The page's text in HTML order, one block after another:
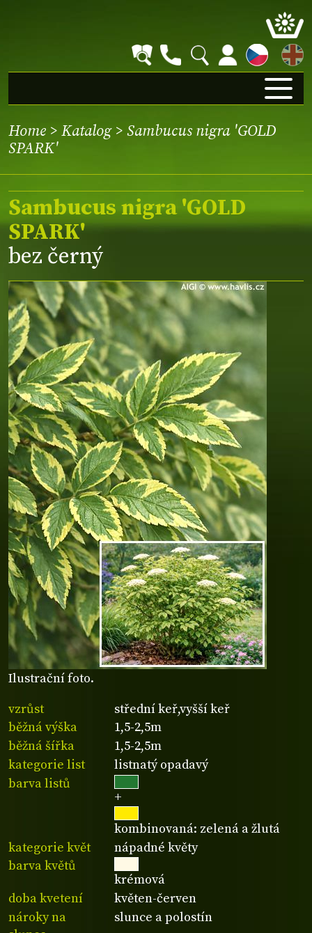
EN
Home > Katalog> Sambucus nigra 'GOLD
SPARK'
Ilustrační foto.
Sambucus nigra 'GOLD
SPARK'
bez černý
vzrůst
střední keř,vyšší keř
běžná výška
1,5-2,5m
běžná šířka
1,5-2,5m
kategorie list
listnatý opadavý
barva listů
+
kombinovaná: zelená a žlutá
kategorie květ
nápadné květy
barva květů
krémová
doba kvetení
květen-červen
nároky na
slunce a polostín